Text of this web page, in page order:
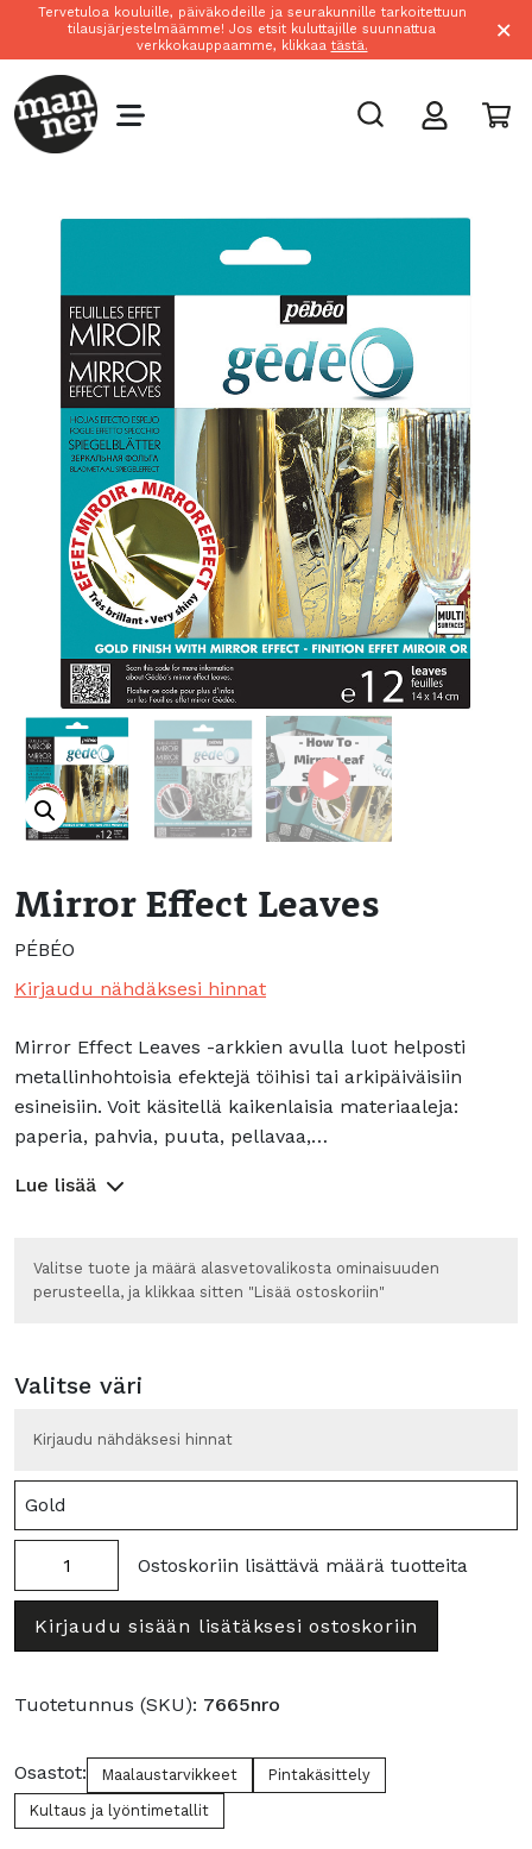
Tervetuloa kouluille, päiväkodeille ja seurakunnille tarkoitettuun
tilausjärjestelmäämme! Jos etsit kuluttajille suunnattua
verkkokauppaamme, klikkaa tästä. ×
Mirror Effect Leaves
PÉBÉO
Kirjaudu nähdäksesi hinnat
Mirror Effect Leaves -arkkien avulla luot helposti
metallinhohtoisia efektejä töihisi tai arkipäiväisiin
esineisiin. Voit käsitellä kaikenlaisia materiaaleja:
paperia, pahvia, puuta, pellavaa,…
Lue lisää
Valitse tuote ja määrä alasvetovalikosta ominaisuuden
perusteella, ja klikkaa sitten "Lisää ostoskoriin"
Valitse väri
Kirjaudu nähdäksesi hinnat
Leaf
määrä
Mirror
Effect
Metal
Silver
Ostoskoriin lisättävä määrä tuotteita
Kirjaudu sisään lisätäksesi ostoskoriin
Tuotetunnus (SKU): 7665nro
Osastot: Maalaustarvikkeet
Pintakäsittely
Kultaus ja lyöntimetallit